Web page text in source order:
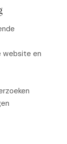
website en